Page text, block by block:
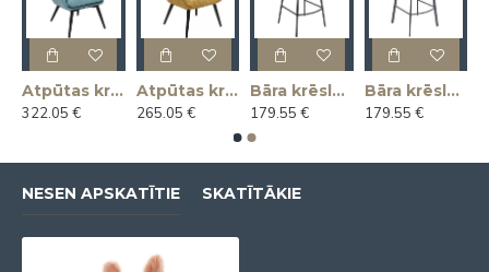
Atpūtas krēsls MAGNUS
322.05 €
Atpūtas krēsls MARIUS
265.05 €
Bāra krēsls ANDRE
179.55 €
Bāra krēsls ANDRE
179.55 €
NESEN APSKATĪTIE SKATĪTĀKIE